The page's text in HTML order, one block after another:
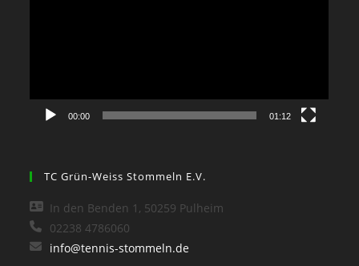
00:00 01:12
TC Grün-Weiss Stommeln E.V.
In den Benden 1, 50259 Pulheim
02238 4786060
info@tennis-stommeln.de